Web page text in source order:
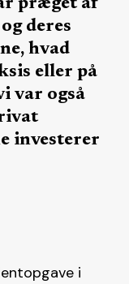
præget af
deres
hvad
eller på
var også
investerer
i